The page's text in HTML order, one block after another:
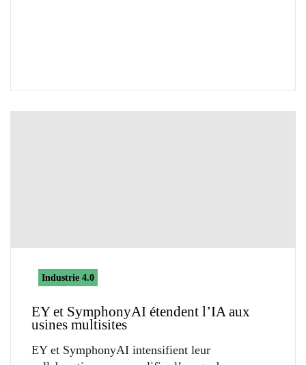
Industrie 4.0
EY et SymphonyAI étendent l’IA aux
usines multisites
EY et SymphonyAI intensifient leur